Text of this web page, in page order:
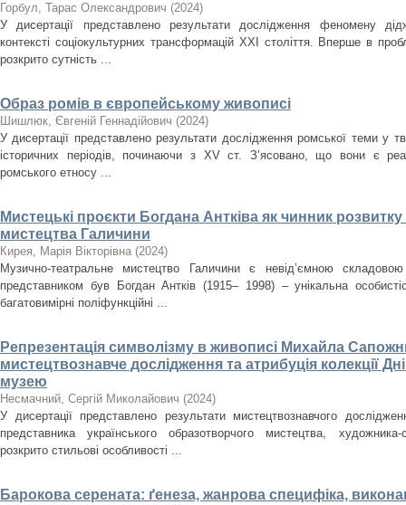
Горбул, Тарас Олександрович (2024)
У дисертації представлено результати дослідження феномену
контексті соціокультурних трансформацій ХХІ століття. Вперше в
розкрито сутність ...
Образ ромів в європейському живописі
Шишлюк, Євгеній Геннадійович (2024)
У дисертації представлено результати дослідження ромської теми у
історичних періодів, починаючи з XV ст. З’ясовано, що вони є
ромського етносу ...
Мистецькі проєкти Богдана Антківа як чинник
мистецтва Галичини
Кирея, Марія Вікторівна (2024)
Музично-театральне мистецтво Галичини є невід’ємною
представником був Богдан Антків (1915– 1998) – унікальна
багатовимірні поліфункційні ...
Репрезентація символізму в живописі Михайла
мистецтвознавче дослідження та атрибуція колекції
музею
Несмачний, Сергій Миколайович (2024)
У дисертації представлено результати мистецтвознавчого
представника українського образотворчого мистецтва,
розкрито стильові особливості ...
Барокова серената: ґенеза, жанрова специфіка,